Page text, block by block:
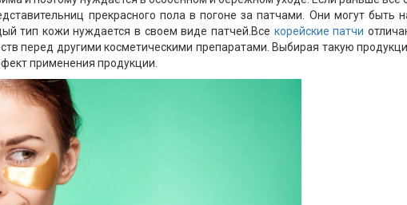
прекрасного пола в погоне за патчами. Они могут
тип кожи нуждается в своем виде патчей.Все корейские патчи
перед другими косметическими препаратами. Выбирая такую
применения продукции.